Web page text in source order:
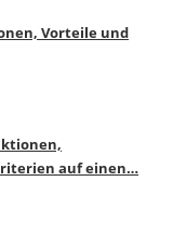
Vorteile und
auf einen…